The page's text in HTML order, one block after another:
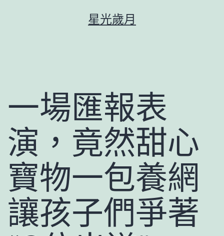
星光歲月
一場匯報表
演，竟然甜心
寶物一包養網
讓孩子們爭著